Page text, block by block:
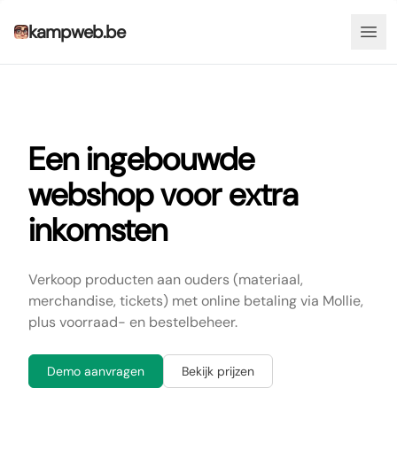
kampweb.be
Een ingebouwde
webshop voor extra
inkomsten
Verkoop producten aan ouders (materiaal,
merchandise, tickets) met online betaling via Mollie,
plus voorraad- en bestelbeheer.
Demo aanvragen Bekijk prijzen